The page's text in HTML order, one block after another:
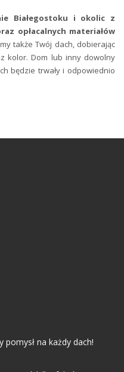
Białegostoku i okolic z
opłacalnych materiałów
także Twój dach, dobierając
kolor. Dom lub inny dowolny
będzie trwały i odpowiednio
na każdy dach!